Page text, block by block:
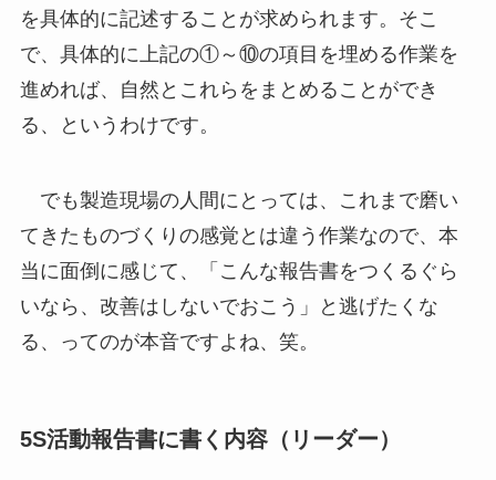
を具体的に記述することが求められます。そこ
で、具体的に上記の①～⑩の項目を埋める作業を
進めれば、自然とこれらをまとめることができ
る、というわけです。
でも製造現場の人間にとっては、これまで磨い
てきたものづくりの感覚とは違う作業なので、本
当に面倒に感じて、「こんな報告書をつくるぐら
いなら、改善はしないでおこう」と逃げたくな
る、ってのが本音ですよね、笑。
5S活動報告書に書く内容（リーダー）